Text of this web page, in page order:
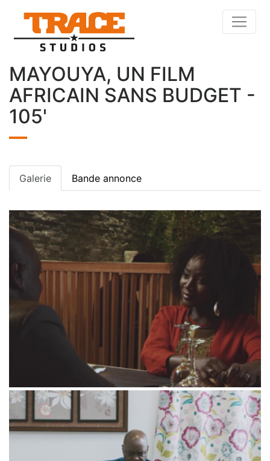
MAYOUYA, UN FILM
AFRICAIN SANS BUDGET -
105'
Galerie Bande annonce